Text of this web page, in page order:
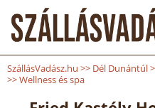
SzállásVadász.hu >> Dél Dunántúl
>>Wellness és spa